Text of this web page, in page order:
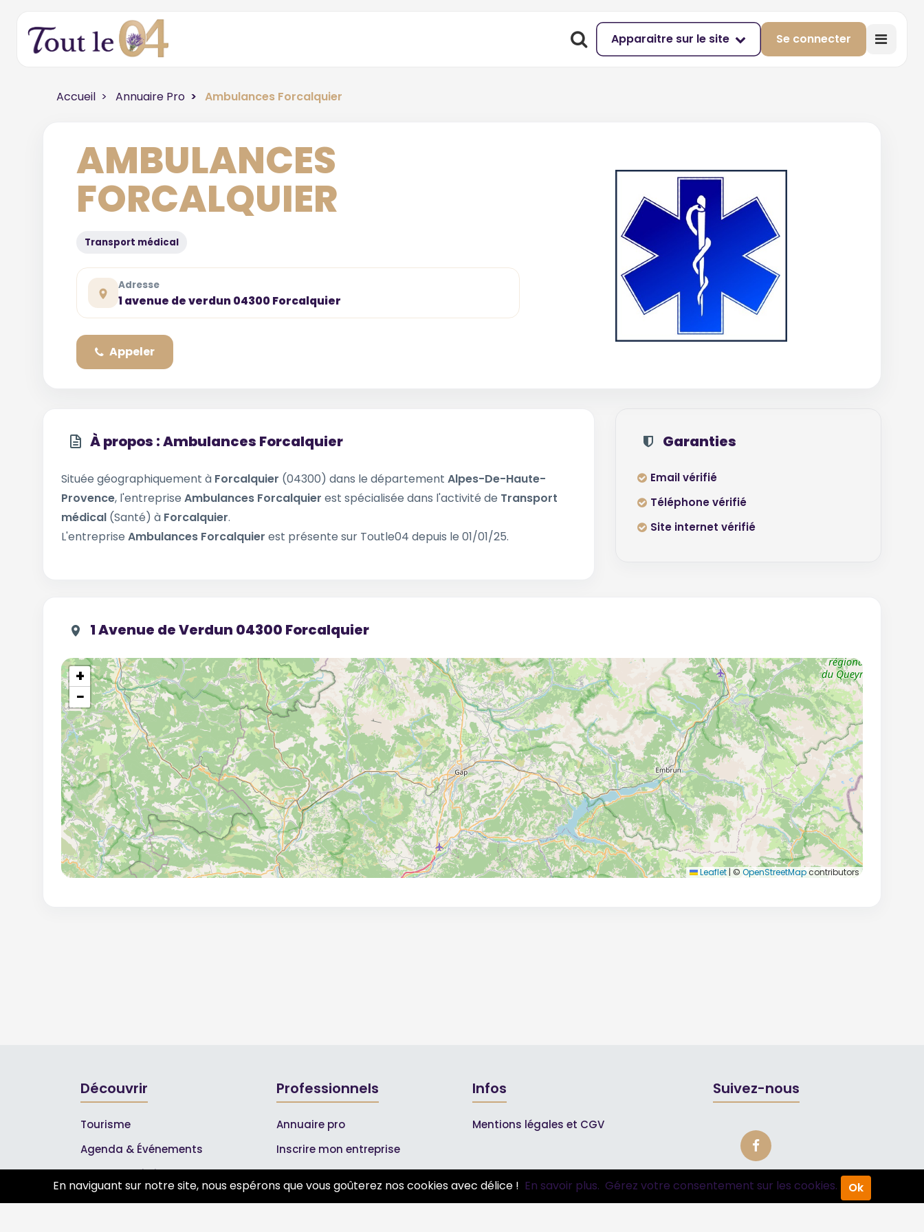
Apparaitre sur le site Se connecter
Accueil Annuaire Pro Ambulances Forcalquier
AMBULANCES
FORCALQUIER
Transport médical
Adresse
1 avenue de verdun 04300 Forcalquier
Appeler
À propos : Ambulances Forcalquier
Située géographiquement à Forcalquier (04300) dans le département Alpes-De-Haute-
Provence, l'entreprise Ambulances Forcalquier est spécialisée dans l'activité de Transport
médical (Santé) à Forcalquier.
L'entreprise Ambulances Forcalquier est présente sur Toutle04 depuis le 01/01/25.
Garanties
Email vérifié
Téléphone vérifié
Site internet vérifié
1 Avenue de Verdun 04300 Forcalquier
+
−
Leaflet | © OpenStreetMapcontributors
Découvrir
Tourisme
Agenda & Événements
Inscrire un événement
Professionnels
Annuaire pro
Inscrire mon entreprise
Les Abonnements Pros
Infos
Mentions légales et CGV
Suivez-nous
En naviguant sur notre site, nous espérons que vous goûterez nos cookies avec délice ! En savoir plus. Gérez votre consentement sur les cookies. Ok